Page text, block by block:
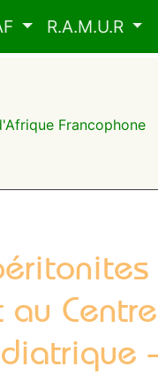
R.A.M.U.R
Francophone
au Centre